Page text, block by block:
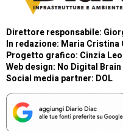
Direttore responsabile:
In redazione: Maria
Progetto grafico: Cinzia
Web design: No Digital Brain
Social media partner: DOL